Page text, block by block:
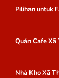
Pilihan untuk
Quán Cafe Xã
Nhà Kho Xã